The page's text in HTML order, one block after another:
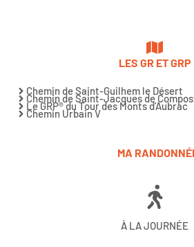
LES GR ET GRP
Chemin de Saint-Guilhem le Désert
Chemin de Saint-Jacques de
Le GRP® du Tour des Monts d'Aubrac
Chemin Urbain V
MA
À LA JOURNÉE